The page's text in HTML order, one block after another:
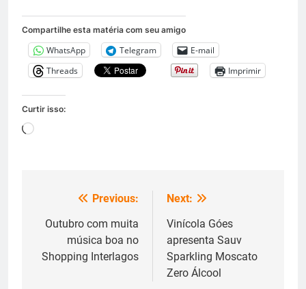
Compartilhe esta matéria com seu amigo
WhatsApp Telegram
E-mail
Threads
Imprimir
Curtir isso:
Carregando...
Navegação
de
Post
Previous:
Outubro com muita
música boa no
Shopping Interlagos
Next:
Vinícola Góes
apresenta Sauv
Sparkling Moscato
Zero Álcool